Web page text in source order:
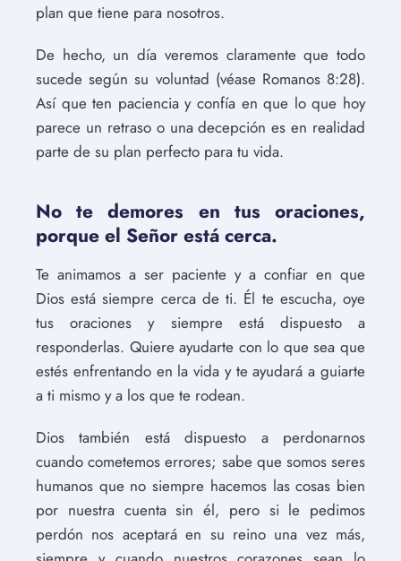
plan que tiene para nosotros.
De hecho, un día veremos claramente que todo
sucede según su voluntad (véase Romanos 8:28).
Así que ten paciencia y confía en que lo que hoy
parece un retraso o una decepción es en realidad
parte de su plan perfecto para tu vida.
No te demores en tus oraciones,
porque el Señor está cerca.
Te animamos a ser paciente y a confiar en que
Dios está siempre cerca de ti. Él te escucha, oye
tus oraciones y siempre está dispuesto a
responderlas. Quiere ayudarte con lo que sea que
estés enfrentando en la vida y te ayudará a guiarte
a ti mismo y a los que te rodean.
Dios también está dispuesto a perdonarnos
cuando cometemos errores; sabe que somos seres
humanos que no siempre hacemos las cosas bien
por nuestra cuenta sin él, pero si le pedimos
perdón nos aceptará en su reino una vez más,